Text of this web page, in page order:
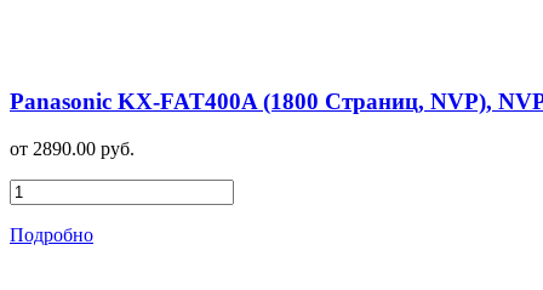
Panasonic KX-FAT400A (1800 Страниц, NVP),
от 2890.00 руб.
Подробно